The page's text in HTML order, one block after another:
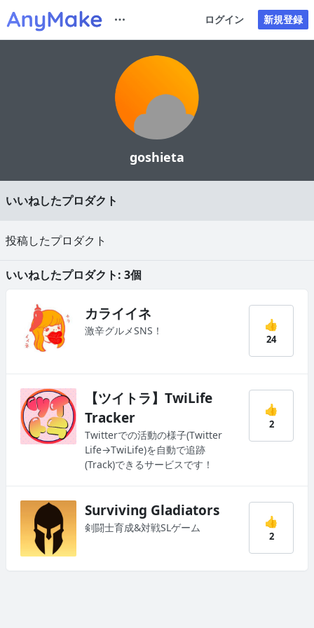
ログイン 新規登録
goshieta
いいねしたプロダクト
投稿したプロダクト
いいねしたプロダクト: 3個
カライイネ
激辛グルメSNS！ 👍
24
【ツイトラ】TwiLife
Tracker
Twitterでの活動の様子(Twitter
Life→TwiLife)を自動で追跡
(Track)できるサービスです！
👍
2
Surviving Gladiators
剣闘士育成&対戦SLゲーム 👍
2